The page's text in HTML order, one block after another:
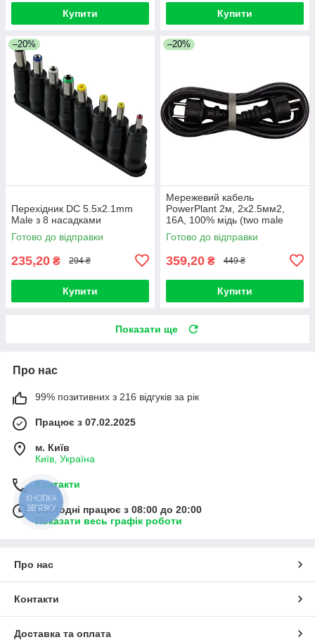
Купити Купити
–20%
Перехідник DC 5.5x2.1mm
Male з 8 насадками
Готово до відправки
235,20 ₴ 294 ₴
Купити
–20%
Мережевий кабель
PowerPlant 2м, 2x2.5мм2,
16А, 100% мідь (two male
plugs)
Готово до відправки
359,20 ₴ 449 ₴
Купити
Показати ще
Про нас
99% позитивних з 216 відгуків за рік
Працює з 07.02.2025
м. Київ
Київ, Україна
Контакти
Сьогодні працює з 08:00 до 20:00
Показати весь графік роботи
Про нас
Контакти
Доставка та оплата
КНОПКА
ЗВ'ЯЗКУ